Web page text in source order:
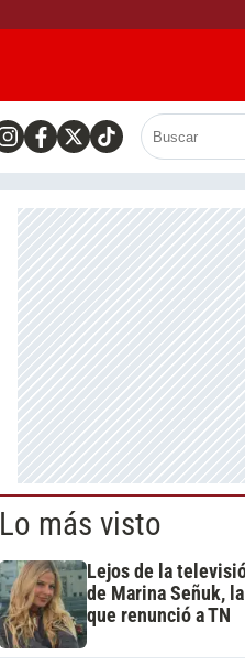
Lo más visto
Lejos de la
de Marina Señuk,
que renunció a TN